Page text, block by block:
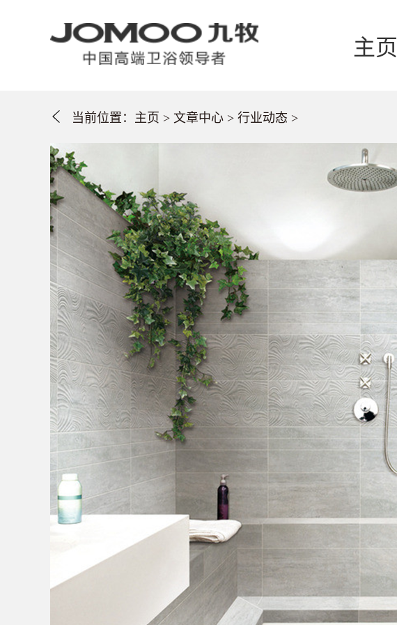
主页
当前位置： 主页 > 文章中心 > 行业动态 >